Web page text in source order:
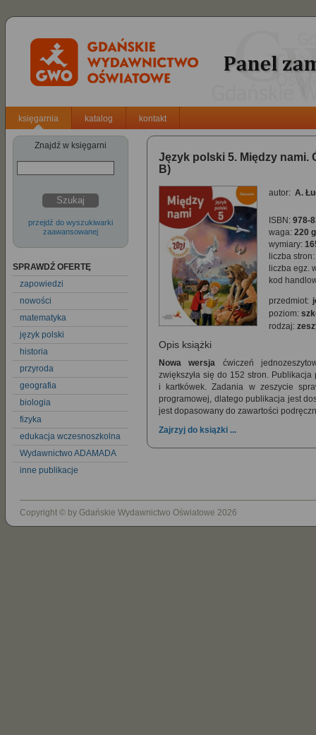
księgarnia katalog kontakt
Znajdź w księgarni
Szukaj
przejdź do wyszukiwarki
zaawansowanej
SPRAWDŹ OFERTĘ
zapowiedzi
nowości
matematyka
język polski
historia
przyroda
geografia
biologia
fizyka
edukacja wczesnoszkolna
Wydawnictwo ADAMADA
inne publikacje
Język polski 5. Między nami.
B)
autor: A.
ISBN: 978-
waga: 220 g
wymiary:
liczba stron:
liczba egz.
kod
przedmiot:
poziom:
rodzaj:
Opis książki
Nowa wersja ćwiczeń
zwiększyła się do 152 stron.
i kartkówek. Zadania w zeszycie
programowej, dlatego publikacja jest
jest dopasowany do zawartości
Zajrzyj do książki ...
Copyright © by Gdańskie Wydawnictwo Oświatowe 2026